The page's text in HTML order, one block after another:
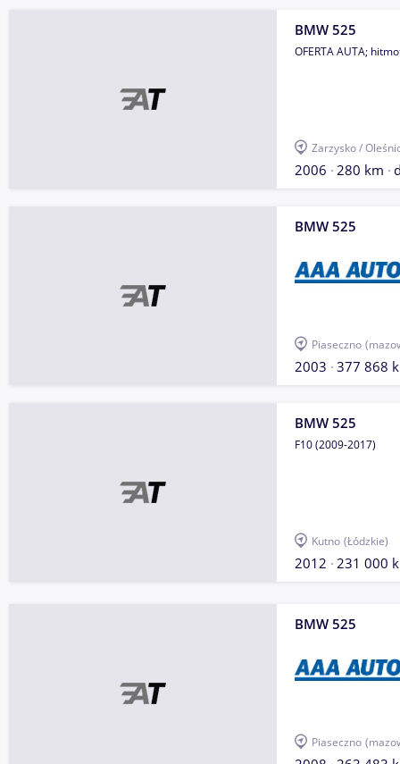
BMW 525
OFERTA AUTA;
Zarzysko /
2006 280 km
BMW 525
Piaseczno
2003 377 868
BMW 525
F10 (2009-2017)
Kutno (Łódzkie)
2012 231 000
BMW 525
Piaseczno